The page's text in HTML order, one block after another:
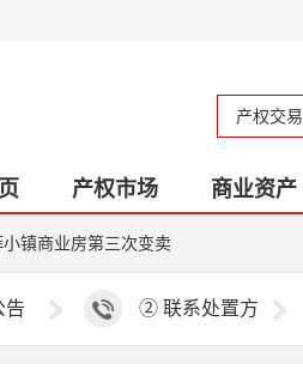
产权交易
产权市场 商业资产
专区
小镇商业房第三次变卖
告 ② 联系处置方